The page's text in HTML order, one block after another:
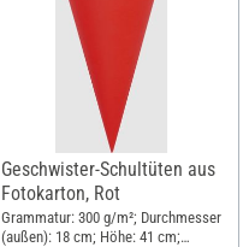
Geschwister-Schultüten aus
Fotokarton, Rot
Grammatur: 300 g/m²; Durchmesser
(außen): 18 cm; Höhe: 41 cm;